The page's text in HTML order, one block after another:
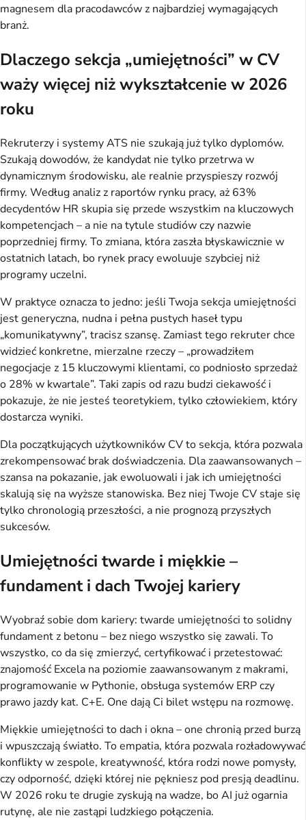
magnesem dla pracodawców z najbardziej wymagających
branż.
Dlaczego sekcja „umiejętności” w CV
waży więcej niż wykształcenie w 2026
roku
Rekruterzy i systemy ATS nie szukają już tylko dyplomów.
Szukają dowodów, że kandydat nie tylko przetrwa w
dynamicznym środowisku, ale realnie przyspieszy rozwój
firmy. Według analiz z raportów rynku pracy, aż 63%
decydentów HR skupia się przede wszystkim na kluczowych
kompetencjach – a nie na tytule studiów czy nazwie
poprzedniej firmy. To zmiana, która zaszła błyskawicznie w
ostatnich latach, bo rynek pracy ewoluuje szybciej niż
programy uczelni.
W praktyce oznacza to jedno: jeśli Twoja sekcja umiejętności
jest generyczna, nudna i pełna pustych haseł typu
„komunikatywny”, tracisz szansę. Zamiast tego rekruter chce
widzieć konkretne, mierzalne rzeczy – „prowadziłem
negocjacje z 15 kluczowymi klientami, co podniosło sprzedaż
o 28% w kwartale”. Taki zapis od razu budzi ciekawość i
pokazuje, że nie jesteś teoretykiem, tylko człowiekiem, który
dostarcza wyniki.
Dla początkujących użytkowników CV to sekcja, która pozwala
zrekompensować brak doświadczenia. Dla zaawansowanych –
szansa na pokazanie, jak ewoluowali i jak ich umiejętności
skalują się na wyższe stanowiska. Bez niej Twoje CV staje się
tylko chronologią przeszłości, a nie prognozą przyszłych
sukcesów.
Umiejętności twarde i miękkie –
fundament i dach Twojej kariery
Wyobraź sobie dom kariery: twarde umiejętności to solidny
fundament z betonu – bez niego wszystko się zawali. To
wszystko, co da się zmierzyć, certyfikować i przetestować:
znajomość Excela na poziomie zaawansowanym z makrami,
programowanie w Pythonie, obsługa systemów ERP czy
prawo jazdy kat. C+E. One dają Ci bilet wstępu na rozmowę.
Miękkie umiejętności to dach i okna – one chronią przed burzą
i wpuszczają światło. To empatia, która pozwala rozładowywać
konflikty w zespole, kreatywność, która rodzi nowe pomysły,
czy odporność, dzięki której nie pękniesz pod presją deadlinu.
W 2026 roku te drugie zyskują na wadze, bo AI już ogarnia
rutynę, ale nie zastąpi ludzkiego połączenia.